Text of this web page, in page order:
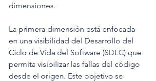
dimensiones.
La primera dimensión está enfocada
en una visibilidad del Desarrollo del
Ciclo de Vida del Software (SDLC) que
permita visibilizar las fallas del código
desde el origen. Este objetivo se